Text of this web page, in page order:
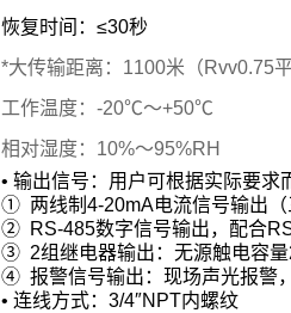
恢复时间：≤30秒
*大传输距离：1100米（Rvv0.75
工作温度：-20℃～+50℃
相对湿度：10%～95%RH
• 输出信号：用户可根据实际要求
① 两线制 4-20mA电流信号输出（
② RS-485数字信号输出，配合
③ 2组继电器输出：无源触电容量
④ 报警信号输出：现场声光报警
• 连线方式： 3/4″NPT内螺纹